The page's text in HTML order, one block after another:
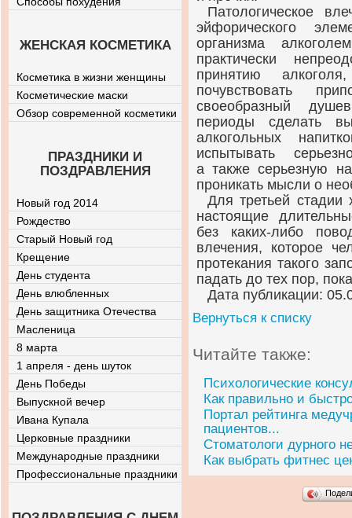
Патологическое
эйфорического
организма
практически
принятию
почувствовать
своеобразный
периоды сделать
алкогольных
испытывать
а также серьезную
проникать мысли о
Для третьей стадии
настоящие
без каких-либо
влечения, которое
протекания такого
падать до тех пор,
Дата публикации:
Вернуться к списку
Читайте также:
Психологические
Как правильно и
Портал рейтинга
пациентов...
Стоматологи дурного
Как выбрать фитнес
ЖЕНСКАЯ КОСМЕТИКА
Косметика в жизни женщины
Косметические маски
Обзор современной косметики
ПРАЗДНИКИ И
ПОЗДРАВЛЕНИЯ
Новый год 2014
Рождество
Старый Новый год
Крещение
День студента
День влюбленных
День защитника Отечества
Масленица
8 марта
1 апреля - день шуток
День Победы
Выпускной вечер
Ивана Купала
Церковные праздники
Международные праздники
Профессиональные праздники